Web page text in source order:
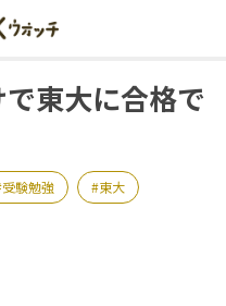
東大に合格で
受験勉強 東大